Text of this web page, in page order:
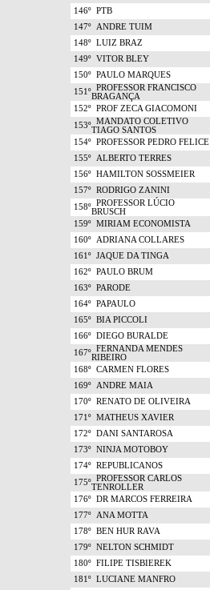
146º PTB
147º ANDRE TUIM
148º LUIZ BRAZ
149º VITOR BLEY
150º PAULO MARQUES
151º PROFESSOR FRANCISCO
BRAGANÇA
152º PROF ZECA GIACOMONI
153º MANDATO COLETIVO
TIAGO SANTOS
154º PROFESSOR PEDRO FELICE
155º ALBERTO TERRES
156º HAMILTON SOSSMEIER
157º RODRIGO ZANINI
158º PROFESSOR LÚCIO
BRUSCH
159º MIRIAM ECONOMISTA
160º ADRIANA COLLARES
161º JAQUE DA TINGA
162º PAULO BRUM
163º PARODE
164º PAPAULO
165º BIA PICCOLI
166º DIEGO BURALDE
167º FERNANDA MENDES
RIBEIRO
168º CARMEN FLORES
169º ANDRE MAIA
170º RENATO DE OLIVEIRA
171º MATHEUS XAVIER
172º DANI SANTAROSA
173º NINJA MOTOBOY
174º REPUBLICANOS
175º PROFESSOR CARLOS
TENROLLER
176º DR MARCOS FERREIRA
177º ANA MOTTA
178º BEN HUR RAVA
179º NELTON SCHMIDT
180º FILIPE TISBIEREK
181º LUCIANE MANFRO